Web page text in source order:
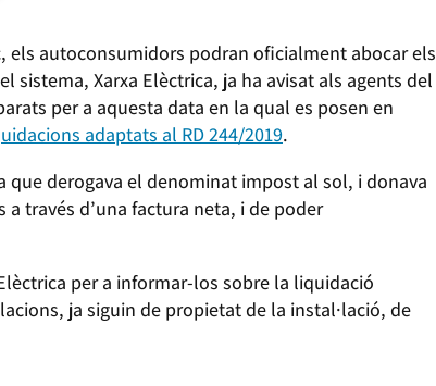
els autoconsumidors podran oficialment abocar els
sistema, Xarxa Elèctrica, ja ha avisat als agents del
per a aquesta data en la qual es posen en
adaptats al RD 244/2019.
que derogava el denominat impost al sol, i donava
través d’una factura neta, i de poder
per a informar-los sobre la liquidació
ja siguin de propietat de la instal·lació, de